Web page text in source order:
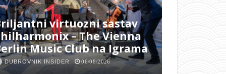
virtuozni sastav
– The Vienna
Music Club na Igrama
DUBROVNIK INSIDER 06/08/2026